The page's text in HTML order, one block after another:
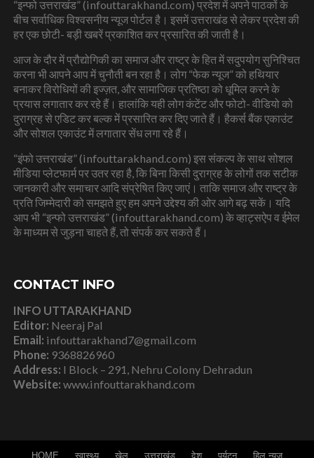
“इन्फो उत्तराखंड” (infouttarakhand.com) प्रदेश में अपने पाठकों के
बीच सर्वाधिक विश्वसनीय न्यूज पोर्टल है। इसमें उत्तराखंड से लेकर प्रदेश की
हर एक छोटी- बड़ी खबरें प्रकाशित कर प्रसारित की जाती है।
आज के दौर में प्रौद्योगिकी का समाज और राष्ट्र के हित में सदुपयोग सुनिश्चित
करना भी आपने आप में चुनौती बन रहा है। लोग “फेक न्यूज” को हथियार
बनाकर विरोधियों की इज्ज़त, और सामाजिक प्रतिष्ठा को धूमिल करने के
प्रयास लगातार कर रहे हैं। हालांकि यही लोग कंटेंट और फोटो- वीडियो को
दुराग्रह से एडिट कर बल्क में प्रसारित कर दिए जाते हैं। हैकर्स बैंक एकाउंट
और सोशल एकाउंट में लगातार सेंध लगा रहे हैं।
“इंफो उत्तराखंड” (infouttarakhand.com) इस संकल्प के साथ सोशल
मीडिया प्लेटफार्म पर उतर रहा है, कि बिना किसी दुराग्रह के लोगों तक सटीक
जानकारी और समाचार आदि संप्रेषित किए जाएं। ताकि समाज और राष्ट्र के
प्रति जिम्मेदारी को समझते हुए हम अपने उद्देश्य की ओर आगे बढ़ सकें। यदि
आप भी “इन्फो उत्तराखंड” (infouttarakhand.com) के व्हाट्सऐप व ईमेल
के माध्यम से जुड़ना चाहते हैं, तो संपर्क कर सकते हैं।
CONTACT INFO
INFO UTTARAKHAND
Editor: Neeraj Pal
Email: infouttarakhand7@gmail.com
Phone: 9368826960
Address: I Block – 291, Nehru Colony Dehradun
Website: www.infouttarakhand.com